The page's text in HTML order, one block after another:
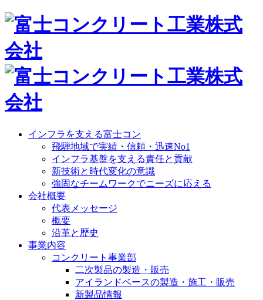
インフラを支える富士コン
飛騨地域で実績・信頼・迅速No1
インフラ基盤を支える責任と貢献
新技術と時代変化の意識
強固なチームワークでニーズに応える
会社概要
代表メッセージ
概要
沿革と歴史
事業内容
コンクリート事業部
二次製品の製造・販売
アイランドベースの製造・施工・販売
新製品情報